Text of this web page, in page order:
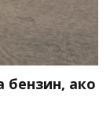
бензин, ако